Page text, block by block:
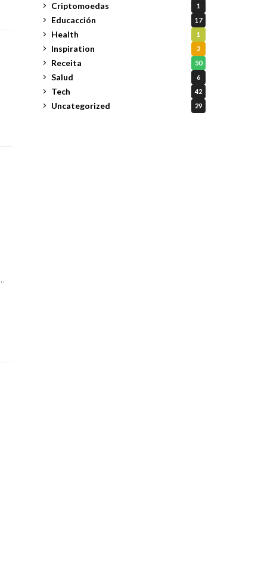
Criptomoedas 1
Educacción 17
Health 1
Inspiration 2
Receita 50
Salud 6
Tech 42
Uncategorized 29